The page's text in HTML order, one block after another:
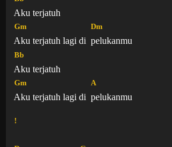
Aku terjatuh
Gm
Aku terjatuh lagi di
Dm
pelukanmu
Bb
Aku terjatuh
Gm
Aku terjatuh lagi di
A
pelukanmu
!